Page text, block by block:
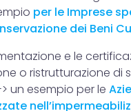
utilizzo dei loro servizi.
per le Imprese
dei Beni
e le
o ristrutturazione di
un esempio per le